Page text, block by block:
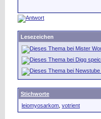
Lesezeichen
Stichworte
leiomyosarkom votrient